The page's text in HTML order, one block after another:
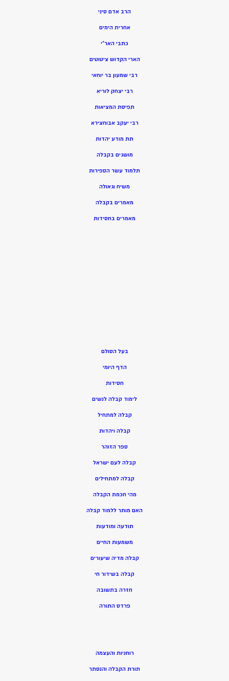
הרב אדם סיני
אחרית הימים
כתבי האר”י
הארי הקדוש ציטוטים
רבי שמעון בר יוחאי
רבי יצחק לוריא
תפיסת המציאות
רבי יעקב אבוחצירא
תת מודע יהדות
מושגים בקבלה
תלמוד עשר הספירות
משיח וגאולה
מאמרים בקבלה
מאמרים בחסידות
בעל הסולם
הדף היומי
חסידות
לימוד קבלה לנשים
קבלה למתחיל
קבלה ויהדות
ספר הזוהר
קבלה לעם ישראל
קבלה למתחילים
מהי חכמת הקבלה
האם מותר ללמוד קבלה
תודעה ומודעות
משמעות החיים
קבלה מדיה שיעורים
קבלה בשידור חי
חזרה בתשובה
פרדס התורה
רוחניות והעצמה
תורת הקבלה והנסתר